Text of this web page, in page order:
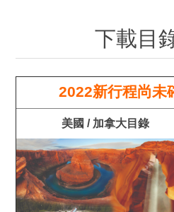
下載目
2022新行程尚未
美國 / 加拿大目錄